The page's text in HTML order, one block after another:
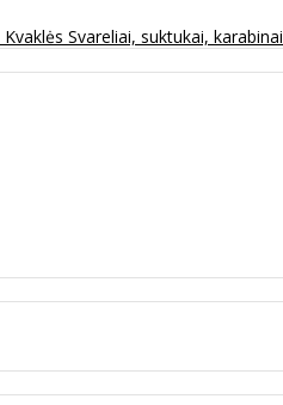
Kvaklės Svareliai, suktukai, karabinai